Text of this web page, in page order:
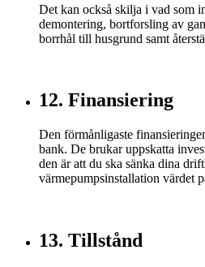
Det kan också skilja i vad som
demontering, bortforsling av
borrhål till husgrund samt
12. Finansiering
Den förmånligaste
bank. De brukar uppskatta
den är att du ska sänka dina
värmepumpsinstallation värdet
13. Tillstånd